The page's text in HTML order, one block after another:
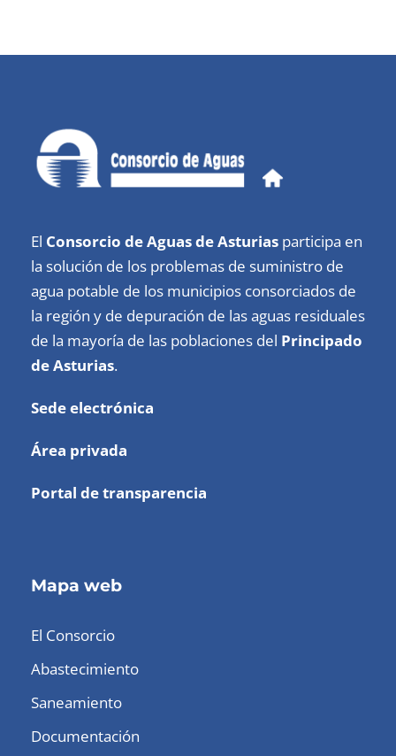
El Consorcio de Aguas de Asturias participa en
la solución de los problemas de suministro de
agua potable de los municipios consorciados de
la región y de depuración de las aguas residuales
de la mayoría de las poblaciones del Principado
de Asturias.
Sede electrónica
Área privada
Portal de transparencia
Mapa web
El Consorcio
Abastecimiento
Saneamiento
Documentación